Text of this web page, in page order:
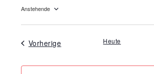
Anstehende
VorherigeVeranstaltungen
Heute